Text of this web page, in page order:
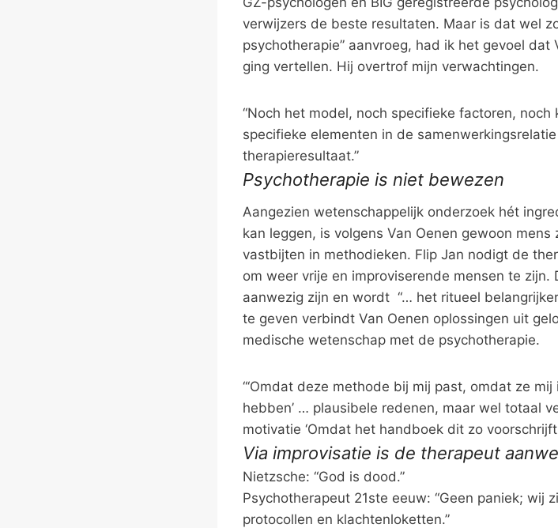
verwijzers de beste resultaten. Maar is dat wel
psychotherapie” aanvroeg, had ik het gevoel
ging vertellen. Hij overtrof mijn verwachtingen.
“Noch het model, noch specifieke factoren,
specifieke elementen in de
therapieresultaat.”
Psychotherapie is niet bewezen
Aangezien wetenschappelijk onderzoek hét
kan leggen, is volgens Van Oenen gewoon
vastbijten in methodieken. Flip Jan nodigt de
om weer vrije en improviserende mensen te
aanwezig zijn en wordt “… het ritueel
te geven verbindt Van Oenen oplossingen uit
medische wetenschap met de psychotherapie.
“‘Omdat deze methode bij mij past, omdat ze
hebben’ … plausibele redenen, maar wel totaal
motivatie ‘Omdat het handboek dit zo
Via improvisatie is de therapeut
Nietzsche: “God is dood.”
Psychotherapeut 21ste eeuw: “Geen paniek; wij
protocollen en klachtenloketten.”